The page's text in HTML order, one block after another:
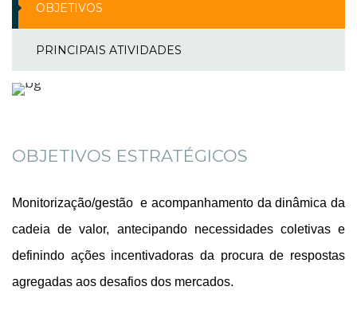
OBJETIVOS
PRINCIPAIS ATIVIDADES
OBJETIVOS ESTRATÉGICOS
Monitorização/gestão e acompanhamento da dinâmica da
cadeia de valor, antecipando necessidades coletivas e
definindo ações incentivadoras da procura de respostas
agregadas aos desafios dos mercados.